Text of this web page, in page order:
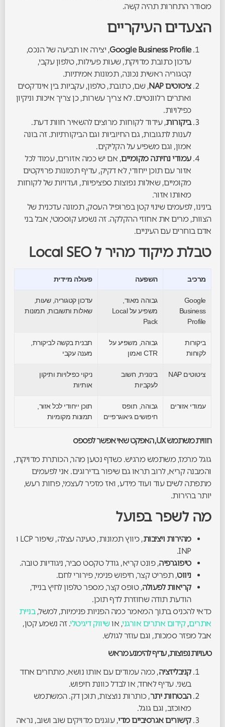
מסודר התחרות תהיה קשה.
הצעדים העיקריים
Google Business Profile, יצירה או תביעה של הנכס,
עדכון כתובת מדויקת, שעות פעילות, טלפון עקבי,
קטגוריה ראשית נכונה, תמונות אמיתיות.
ציטוטים NAP
, שם, כתובת, טלפון, עקביות בין אינדקסים
ואתרים רלוונטיים. לא צריך עשרות, כן צריך איכות וניקיון
כפילויות.
ביקורות, עידוד לקוחות מרוצים להשאיר חוות דעת.
לענות לתגובות, גם החיוביות וגם הביקורתיות. זה בונה
אמון, וגם משפיע על הקליקים.
עמודי נחיתה מקומיים, אם יש כמה אזורים, עמוד לכל
אזור עם תוכן ייחודי, לא דקיק, עדיף תמונות פרויקטים
מקומיים, שאלות נפוצות ספציפיות, ועדויות של לקוחות
מאותו אזור.
בינינו, לפעמים שינוי קטן בפרופיל העסק, תמונה עדכנית של
הצוות, מרים את אחוזי ההקלקה. זה נשמע קוסמטי, אבל בני
אדם בוחרים עם העיניים.
טבלת מיקוד מהיר ל Local SEO
מרכיב השפעה פעולה מיידית
Google
Business
Profile
גבוהה מאוד,
משפיע על Local
Pack
עדכון קטגוריה, שעות,
שאלות ותשובות, תמונות
ביקורות
לקוחות
גבוהה, משפיע על
CTR ואמון
תבנית בקשה לביקורת,
מענה עקבי
ציטוטים NAP
בינונית, חשוב
לעקביות
ניקוי כפילויות ותיקון
אותיות
עמודי אזורים
גבוהה, תופס
חיפושים גיאוגרפיים
תוכן ייחודי לכל אזור,
תמונות מקומיות
חווית משתמש UX, האפקט שאי אפשר לפספס
גוגל מרמז, משתמש מרגיש. כשדף נטען מהר, הכותרת מדויקת,
והמבנה קריא, לרוב תראו גם שיפור בדירוגים. אני לפעמים
מתפתה לשים עוד ועוד מידע, ואז מזכיר לעצמי, פחות רעש,
יותר בהירות.
מה לשפר בפועל
מהירות ויציבות
, כיווץ תמונות, טעינה עצלה, שיפור LCP ו
INP.
טיפוגרפיה, פונט קריא, גודל טקסט סביר, ניגודיות טובה.
ניווט, תפריט קצר, חיפוש פנימי, פירורי לחם.
קריאות לפעולה, טופס קצר, מספר טלפון לחיץ בנייד,
הודעת תודה שחוזרת לדף תוכן.
כדאי להכניס בתוך המאמר כמה הפניות פנימיות, למשל,בניית
אתרים,קידום אתרים אורגני, או שיווק דיגיטלי. זה נשמע קטן,
אבל מפזר סמכות, וגם עוזר לגולש.
טעויות נפוצות, עדיף להימנע מראש
קניבליזציה, כמה עמודים עם אותו נושא, מתחרים אחד
בשני. עדיף לאחד, או לבדל כוונת חיפוש.
הבטחות יתר, כותרות נוצצות, תוכן דק. המשתמש
מאוכזב, וגם גוגל.
קישורים אגרסיביים מדי, עוגנים מדויקים שוב ושוב, נראה